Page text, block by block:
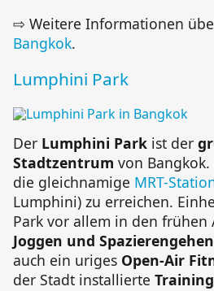
⇨ Weitere Informationen
Bangkok.
Lumphini Park
Der Lumphini Park ist der
Stadtzentrum von
die gleichnamige MRT-
Lumphini) zu erreichen.
Park vor allem in den frühen
Joggen und Spazierengehen
auch ein uriges Open-Air
der Stadt installierte